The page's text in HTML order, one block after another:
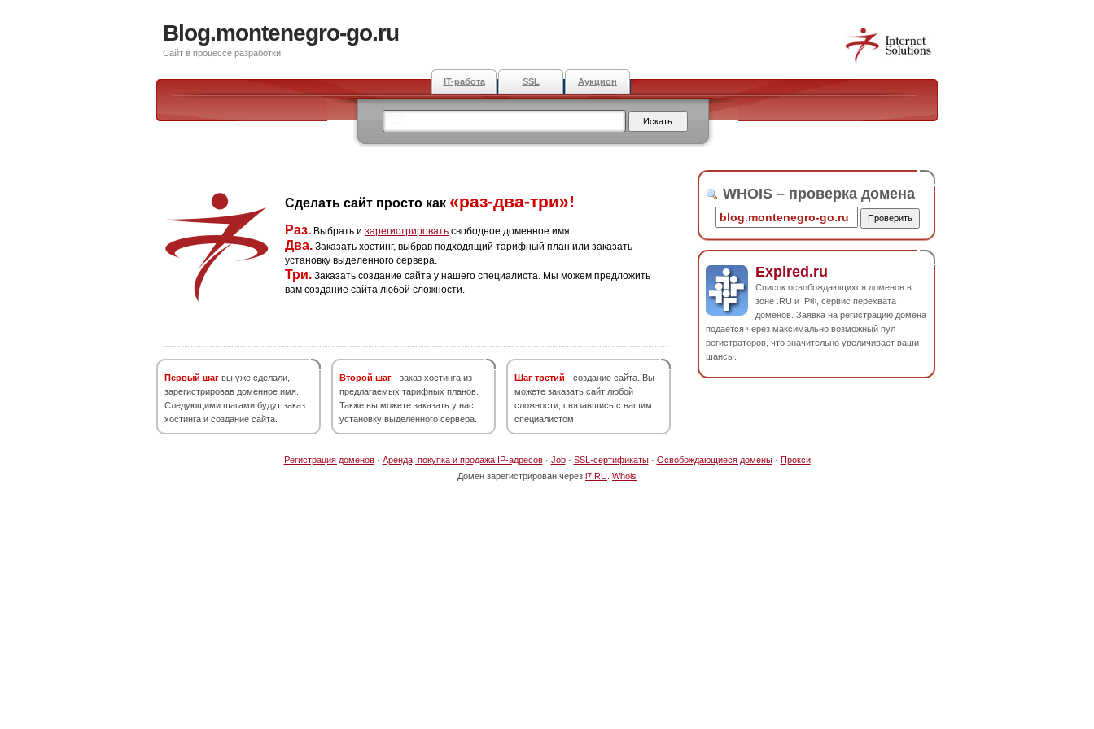
Blog.montenegro-go.ru
Сайт в процессе разработки
IT-работа SSL Аукцион
Сделать сайт просто как «раз-два-три»!
Раз. Выбрать и зарегистрировать свободное доменное имя.
Два. Заказать хостинг, выбрав подходящий тарифный план или заказать
установку выделенного сервера.
Три. Заказать создание сайта у нашего специалиста. Мы можем предложить
вам создание сайта любой сложности.
Первый шаг вы уже сделали,
зарегистрировав доменное имя.
Следующими шагами будут заказ
хостинга и создание сайта.
Второй шаг - заказ хостинга из
предлагаемых тарифных планов.
Также вы можете заказать у нас
установку выделенного сервера.
Шаг третий - создание сайта. Вы
можете заказать сайт любой
сложности, связавшись с нашим
специалистом.
WHOIS – проверка домена
Expired.ru
Список освобождающихся доменов в
зоне .RU и .РФ, сервис перехвата
доменов. Заявка на регистрацию домена
подается через максимально возможный пул
регистраторов, что значительно увеличивает ваши
шансы.
Регистрация доменов· Аренда, покупка и продажа IP-адресов· Job· SSL-сертификаты· Освобождающиеся домены· Прокси
Домен зарегистрирован через i7.RU Whois